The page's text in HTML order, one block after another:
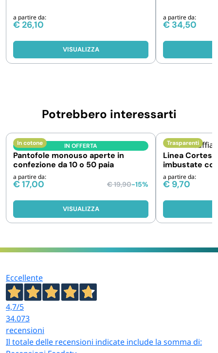
a partire da:
€ 26,10
VISUALIZZA
a partire da:
€ 34,50
Potrebbero interessarti
IN OFFERTA
In cotone
Pantofole monouso aperte in
confezione da 10 o 50 paia
a partire da:
€17,00 €19,90-15%
VISUALIZZA
Trasparenti
Linea
imbustate
a partire da:
€ 9,70
Eccellente
4,7/5
34.073
recensioni
Il totale delle recensioni indicate include la somma di: